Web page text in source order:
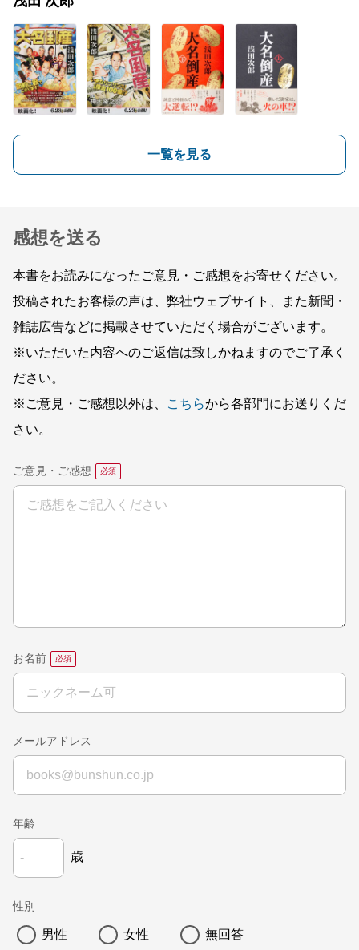
一覧を見る
感想を送る
本書をお読みになったご意見・ご感想をお寄せください。
投稿されたお客様の声は、弊社ウェブサイト、また新聞・
雑誌広告などに掲載させていただく場合がございます。
※いただいた内容へのご返信は致しかねますのでご了承く
ださい。
※ご意見・ご感想以外は、
こちらから各部門にお送りくだ
さい。
ご意見・ご感想
お名前
メールアドレス
年齢
歳
性別
男性 女性 無回答